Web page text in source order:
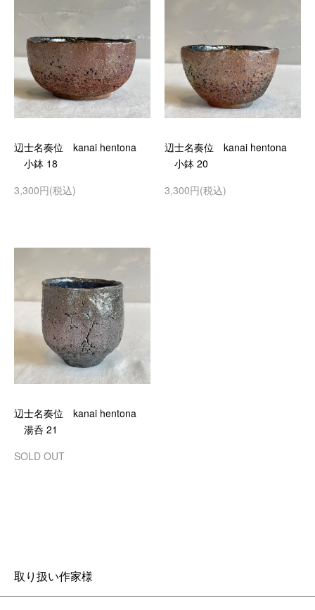
辺士名奏位 kanai hentona
小鉢 18
3,300円(税込)
辺士名奏位 kanai hentona
小鉢 20
3,300円(税込)
辺士名奏位 kanai hentona
湯呑 21
SOLD OUT
取り扱い作家様